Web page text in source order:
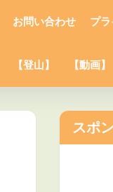
お問い合わせ プ
【登山】 【動画】
スポ